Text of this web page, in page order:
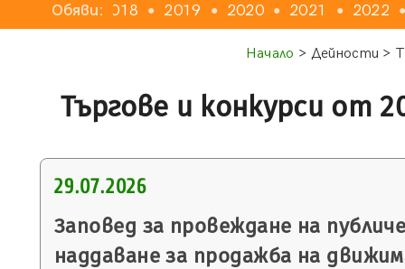
Обяви:
2017 ● 2018 ● 2019 ● 2020 ● 2021 ● 2022 ●
Начало > Дейности >
Търгове и конкурси от
29.07.2026
Заповед за провеждане на
наддаване за продажба на